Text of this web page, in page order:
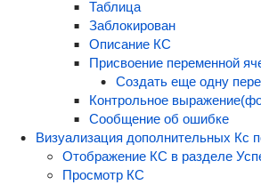
Таблица
Заблокирован
Описание КС
Присвоение переменной
Создать еще одну
Контрольное
Сообщение об ошибке
Визуализация дополнительных Кс
Отображение КС в разделе
Просмотр КС